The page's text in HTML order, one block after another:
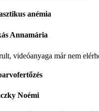
anémia
Annamária
videóanyaga már nem
Noémi